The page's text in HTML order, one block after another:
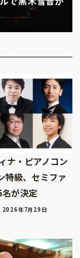
ナ・ピアノコン
特級、セミファ
が決定
2026年7月29日